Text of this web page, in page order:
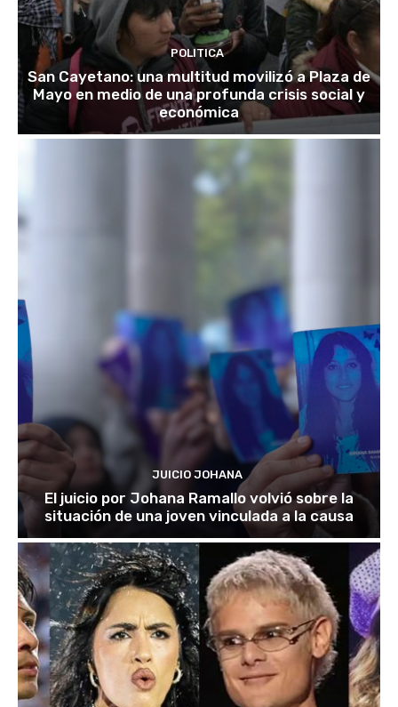
POLITICA
San Cayetano: una multitud movilizó a Plaza de
Mayo en medio de una profunda crisis social y
económica
JUICIO JOHANA
El juicio por Johana Ramallo volvió sobre la
situación de una joven vinculada a la causa